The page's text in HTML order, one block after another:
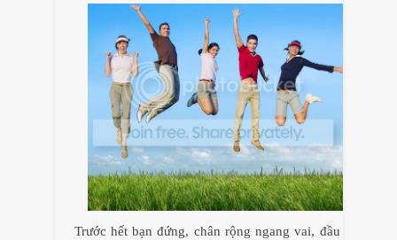
Trước hết bạn đứng, chân rộng ngang vai, đầu